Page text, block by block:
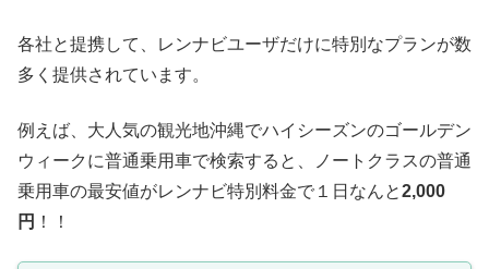
各社と提携して、レンナビユーザだけに特別なプランが数
多く提供されています。
例えば、大人気の観光地沖縄でハイシーズンのゴールデン
ウィークに普通乗用車で検索すると、ノートクラスの普通
乗用車の最安値がレンナビ特別料金で１日なんと2,000
円 ！！